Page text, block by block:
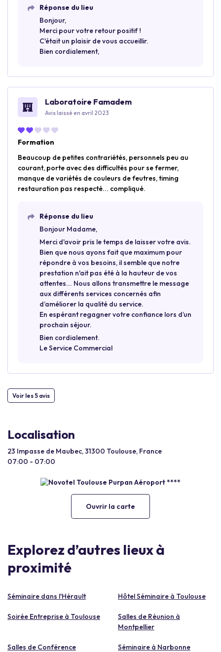
Réponse du lieu
Bonjour,
Merci pour votre retour positif !
C'était un plaisir de vous accueillir.
Bien cordialement,
Laboratoire Famadem
Avis laissé en avril 2023
Formation
Beaucoup de petites contrariétés, personnels peu au
courant, porte avec des difficultés pour se fermer,
manque de variétés de couleurs de feutres, timing
restauration pas respecté... compliqué.
Réponse du lieu
Bonjour Madame,
Merci d'avoir pris le temps de laisser votre avis.
Bien que nous ayons fait que maximum pour
répondre à vos besoins, il semble que notre
prestation n'ait pas été à la hauteur de vos
attentes... Nous allons transmettre le message
aux différents services concernés afin
d’améliorer la qualité du service.
En espérant regagner votre confiance lors d’un
prochain séjour.
Bien cordialement.
Le Service Commercial
Voir les 5 avis
Localisation
23 Impasse de Maubec, 31300 Toulouse, France
07:00 - 07:00
Ouvrir la carte
Explorez d’autres lieux à
proximité
Séminaire dans l'Hérault Hôtel Séminaire à Toulouse
Soirée Entreprise à Toulouse
Salles de Réunion à
Montpellier
Salles de Conférence
Séminaire à Narbonne